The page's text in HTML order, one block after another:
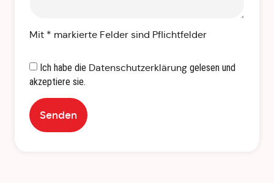
Mit * markierte Felder sind Pflichtfelder
Ich habe die Datenschutzerklärung gelesen und
akzeptiere sie.
Senden